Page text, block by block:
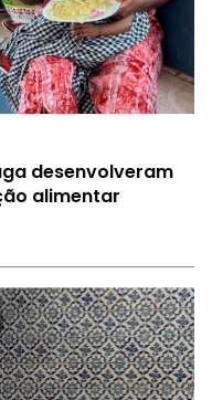
desenvolveram
alimentar